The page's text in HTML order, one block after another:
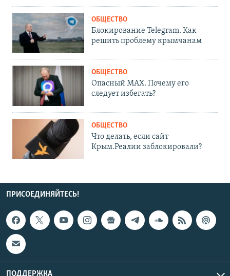
ОБЩЕСТВО
Блокирование Telegram. Как
решить проблему крымчанам
ОБЩЕСТВО
Опасный MAX. Почему его
следует избегать?
ОБЩЕСТВО
Что делать, если сайт
Крым.Реалии заблокировали?
ПРИСОЕДИНЯЙТЕСЬ!
ПОДДЕРЖКА